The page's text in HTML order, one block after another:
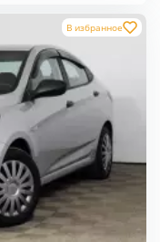
В избранное